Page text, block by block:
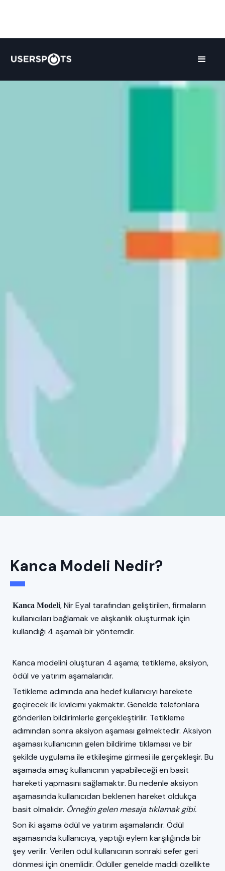
Kanca Modeli Nedir?
Kanca Modeli, Nir Eyal tarafından geliştirilen, firmaların
kullanıcıları bağlamak ve alışkanlık oluşturmak için
kullandığı 4 aşamalı bir yöntemdir.
Kanca modelini oluşturan 4 aşama; tetikleme, aksiyon,
ödül ve yatırım aşamalarıdır.
Tetikleme adımında ana hedef kullanıcıyı harekete
geçirecek ilk kıvılcımı yakmaktır. Genelde telefonlara
gönderilen bildirimlerle gerçekleştirilir. Tetikleme
adımından sonra aksiyon aşaması gelmektedir. Aksiyon
aşaması kullanıcının gelen bildirime tıklaması ve bir
şekilde uygulama ile etkileşime girmesi ile gerçekleşir. Bu
aşamada amaç kullanıcının yapabileceği en basit
hareketi yapmasını sağlamaktır. Bu nedenle aksiyon
aşamasında kullanıcıdan beklenen hareket oldukça
basit olmalıdır. Örneğin gelen mesaja tıklamak gibi.
Son iki aşama ödül ve yatırım aşamalarıdır. Ödül
aşamasında kullanıcıya, yaptığı eylem karşılığında bir
şey verilir. Verilen ödül kullanıcının sonraki sefer geri
dönmesi için önemlidir. Ödüller genelde maddi özellikte